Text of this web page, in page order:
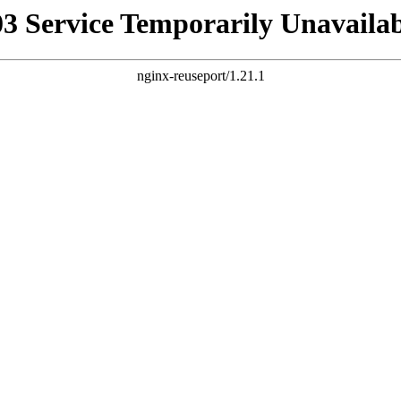
Service Temporarily
nginx-reuseport/1.21.1